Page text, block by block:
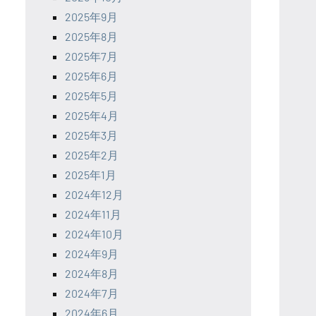
2025年9月
2025年8月
2025年7月
2025年6月
2025年5月
2025年4月
2025年3月
2025年2月
2025年1月
2024年12月
2024年11月
2024年10月
2024年9月
2024年8月
2024年7月
2024年6月